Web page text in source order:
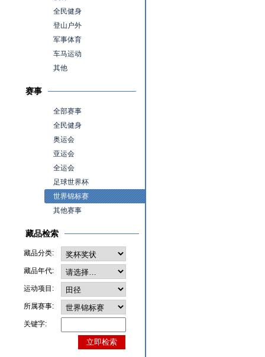
全民健身
登山户外
军事体育
车马运动
其他
赛事
全部赛事
全民健身
奥运会
亚运会
全运会
足球世界杯
世界锦标赛
其他赛事
藏品检索
藏品分类:
藏品年代:
运动项目:
所属赛事:
关键字: